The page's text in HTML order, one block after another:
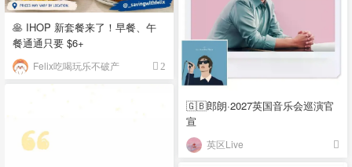
🥞 IHOP 新套餐来了！早餐、午
餐通通只要 $6+
Felix吃喝玩乐不破产 2
🇬🇧郎朗·2027英国音乐会巡演官
宣
英区Live